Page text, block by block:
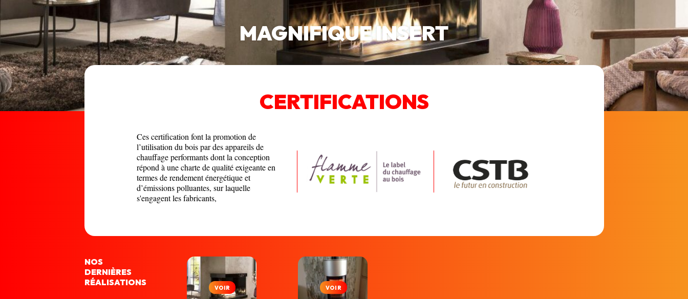
MAGNIFIQUE INSERT
CERTIFICATIONS
Ces certification font la promotion de
l’utilisation du bois par des appareils de
chauffage performants dont la conception
répond à une charte de qualité exigeante en
termes de rendement énergétique et
d’émissions polluantes, sur laquelle
s'engagent les fabricants,
NOS
DERNIÈRES
RÉALISATIONS
VOIR VOIR